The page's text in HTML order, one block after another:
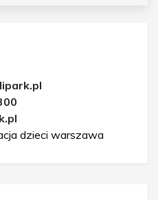
dzieci warszawa